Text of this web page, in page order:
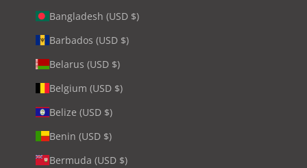
Bangladesh (USD $)
Barbados (USD $)
Belarus (USD $)
Belgium (USD $)
Belize (USD $)
Benin (USD $)
Bermuda (USD $)